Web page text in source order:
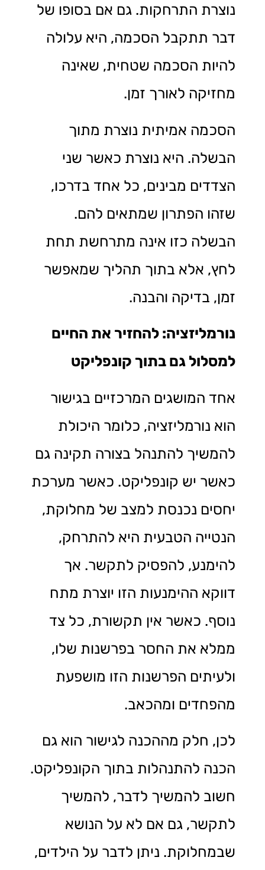
נוצרת התרחקות. גם אם בסופו של
דבר תתקבל הסכמה, היא עלולה
להיות הסכמה שטחית, שאינה
מחזיקה לאורך זמן.
הסכמה אמיתית נוצרת מתוך
הבשלה. היא נוצרת כאשר שני
הצדדים מבינים, כל אחד בדרכו,
שזהו הפתרון שמתאים להם.
הבשלה כזו אינה מתרחשת תחת
לחץ, אלא בתוך תהליך שמאפשר
זמן, בדיקה והבנה.
נורמליזציה: להחזיר את החיים
למסלול גם בתוך קונפליקט
אחד המושגים המרכזיים בגישור
הוא נורמליזציה, כלומר היכולת
להמשיך להתנהל בצורה תקינה גם
כאשר יש קונפליקט. כאשר מערכת
יחסים נכנסת למצב של מחלוקת,
הנטייה הטבעית היא להתרחק,
להימנע, להפסיק לתקשר. אך
דווקא ההימנעות הזו יוצרת מתח
נוסף. כאשר אין תקשורת, כל צד
ממלא את החסר בפרשנות שלו,
ולעיתים הפרשנות הזו מושפעת
מהפחדים ומהכאב.
לכן, חלק מההכנה לגישור הוא גם
הכנה להתנהלות בתוך הקונפליקט.
חשוב להמשיך לדבר, להמשיך
לתקשר, גם אם לא על הנושא
שבמחלוקת. ניתן לדבר על הילדים,